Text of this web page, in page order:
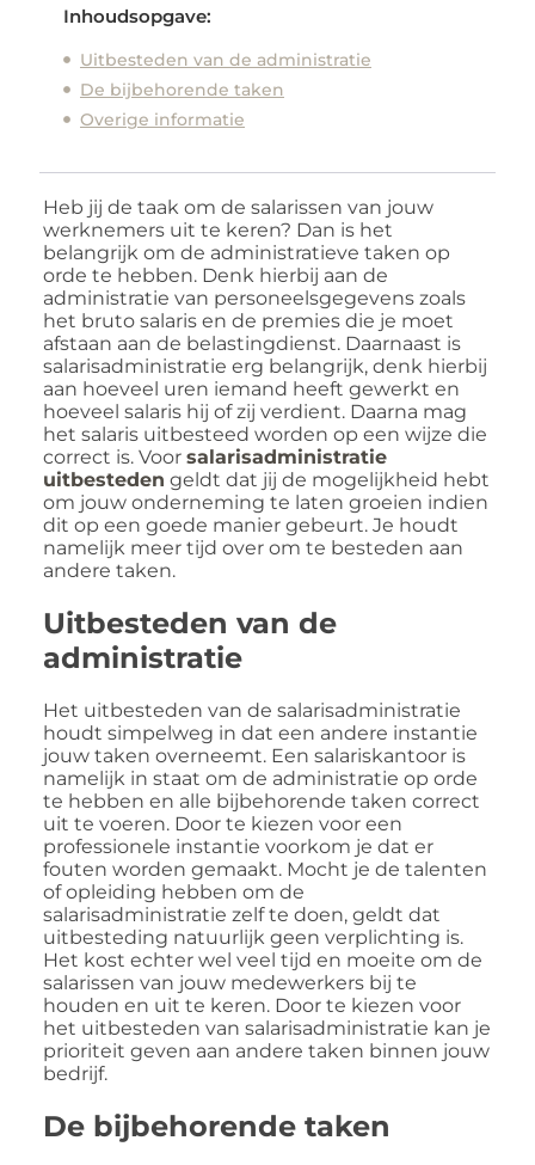
Inhoudsopgave:
Uitbesteden van de administratie
De bijbehorende taken
Overige informatie
Heb jij de taak om de salarissen van jouw
werknemers uit te keren? Dan is het
belangrijk om de administratieve taken op
orde te hebben. Denk hierbij aan de
administratie van personeelsgegevens zoals
het bruto salaris en de premies die je moet
afstaan aan de belastingdienst. Daarnaast is
salarisadministratie erg belangrijk, denk hierbij
aan hoeveel uren iemand heeft gewerkt en
hoeveel salaris hij of zij verdient. Daarna mag
het salaris uitbesteed worden op een wijze die
correct is. Voor salarisadministratie
uitbesteden geldt dat jij de mogelijkheid hebt
om jouw onderneming te laten groeien indien
dit op een goede manier gebeurt. Je houdt
namelijk meer tijd over om te besteden aan
andere taken.
Uitbesteden van de
administratie
Het uitbesteden van de salarisadministratie
houdt simpelweg in dat een andere instantie
jouw taken overneemt. Een salariskantoor is
namelijk in staat om de administratie op orde
te hebben en alle bijbehorende taken correct
uit te voeren. Door te kiezen voor een
professionele instantie voorkom je dat er
fouten worden gemaakt. Mocht je de talenten
of opleiding hebben om de
salarisadministratie zelf te doen, geldt dat
uitbesteding natuurlijk geen verplichting is.
Het kost echter wel veel tijd en moeite om de
salarissen van jouw medewerkers bij te
houden en uit te keren. Door te kiezen voor
het uitbesteden van salarisadministratie kan je
prioriteit geven aan andere taken binnen jouw
bedrijf.
De bijbehorende taken